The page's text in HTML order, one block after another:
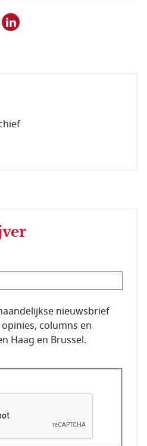
Bluesky
item op Facebook
via WhatsApp
nieuwsbrief
columns en
Haag en Brussel.